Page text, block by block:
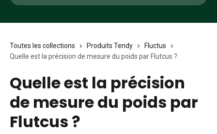
Toutes les collections Produits Tendy
Fluctus
Quelle est la précision de mesure du poids par Flutcus ?
Quelle est la précision
de mesure du poids par
Flutcus ?